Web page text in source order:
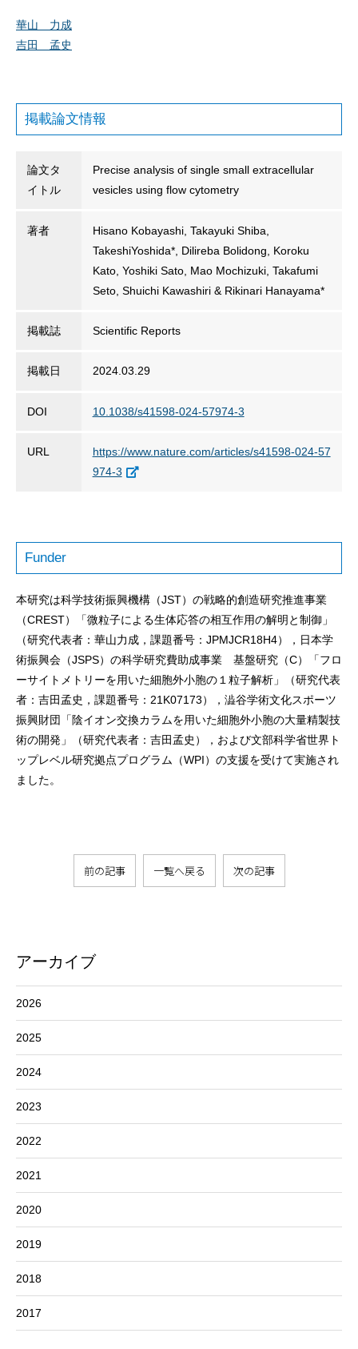
アーカイブ
2026
2025
2024
2023
2022
2021
2020
2019
2018
2017
華山 力成
吉田 孟史
掲載論文情報
論文タ
イトル
Precise analysis of single small extracellular
vesicles using flow cytometry
著者
Hisano Kobayashi, Takayuki Shiba,
TakeshiYoshida*, Dilireba Bolidong, Koroku
Kato, Yoshiki Sato, Mao Mochizuki, Takafumi
Seto, Shuichi Kawashiri & Rikinari Hanayama*
掲載誌 Scientific Reports
掲載日 2024.03.29
DOI 10.1038/s41598-024-57974-3
URL
https://www.nature.com/articles/s41598-024-57
974-3
Funder
本研究は科学技術振興機構（JST）の戦略的創造研究推進事業
（CREST）「微粒子による生体応答の相互作用の解明と制御」
（研究代表者：華山力成，課題番号：JPMJCR18H4），日本学
術振興会（JSPS）の科学研究費助成事業 基盤研究（C）「フロ
ーサイトメトリーを用いた細胞外小胞の１粒子解析」（研究代表
者：吉田孟史，課題番号：21K07173），澁谷学術文化スポーツ
振興財団「陰イオン交換カラムを用いた細胞外小胞の大量精製技
術の開発」（研究代表者：吉田孟史），および文部科学省世界ト
ップレベル研究拠点プログラム（WPI）の支援を受けて実施され
ました。
前の記事 一覧へ戻る 次の記事